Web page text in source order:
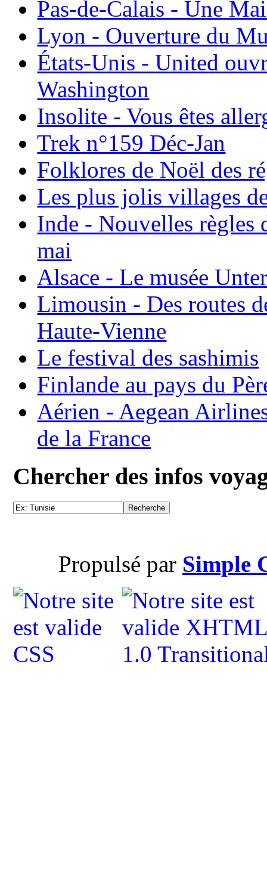
Pas-de-Calais - Une
Lyon - Ouverture du
États-Unis - United
Washington
Insolite - Vous êtes
Trek n°159 Déc-Jan
Folklores de Noël des
Les plus jolis villages
Inde - Nouvelles règles
mai
Alsace - Le musée
Limousin - Des routes
Haute-Vienne
Le festival des sashimis
Finlande au pays du
Aérien - Aegean
de la France
Chercher des infos
Propulsé par Simple